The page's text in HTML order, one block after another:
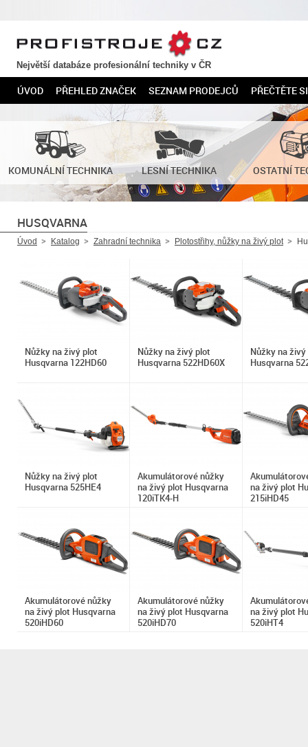
PROFISTROJE.CZ
Největší databáze profesionální techniky v ČR
ÚVOD PŘEHLED ZNAČEK SEZNAM PRODEJCŮ PŘEČTĚTE SI
KOMUNÁLNÍ TECHNIKA LESNÍ TECHNIKA OSTATNÍ
HUSQVARNA
Úvod Katalog Zahradní technika Plotostřihy, nůžky na živý plot
Nůžky na živý plot
Husqvarna 122HD60
Nůžky na živý plot
Husqvarna 522HD60X
Nůžky na
Husqvarna
Nůžky na živý plot
Husqvarna 525HE4
Akumulátorové nůžky
na živý plot Husqvarna
120iTK4-H
na živý plot
215iHD45
Akumulátorové nůžky
na živý plot Husqvarna
520iHD60
Akumulátorové nůžky
na živý plot Husqvarna
520iHD70
na živý plot
520iHT4